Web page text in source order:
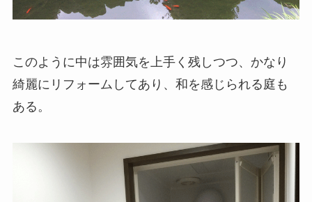
このように中は雰囲気を上手く残しつつ、かなり
綺麗にリフォームしてあり、和を感じられる庭も
ある。